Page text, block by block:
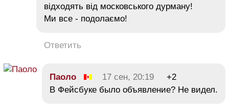
відходять від московського дурману!
Ми все - подолаємо!
Ответить
Паоло 17 сен, 20:19
+2
В Фейсбуке было объявление? Не видел.